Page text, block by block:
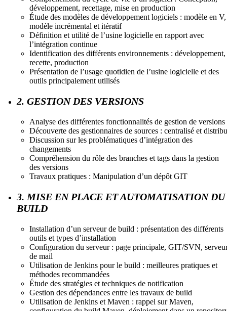
développement, recettage, mise en production
Étude des modèles de développement logiciels : modèle en V,
modèle incrémental et itératif
Définition et utilité de l’usine logicielle en rapport avec
l’intégration continue
Identification des différents environnements : développement,
recette, production
Présentation de l’usage quotidien de l’usine logicielle et des
outils principalement utilisés
2. GESTION DES VERSIONS
Analyse des différentes fonctionnalités de gestion de versions
Découverte des gestionnaires de sources : centralisé et
Discussion sur les problématiques d’intégration des
changements
Compréhension du rôle des branches et tags dans la gestion
des versions
Travaux pratiques : Manipulation d’un dépôt GIT
3. MISE EN PLACE ET AUTOMATISATION DU
BUILD
Installation d’un serveur de build : présentation des différents
outils et types d’installation
Configuration du serveur : page principale, GIT/SVN,
de mail
Utilisation de Jenkins pour le build : meilleures pratiques et
méthodes recommandées
Étude des stratégies et techniques de notification
Gestion des dépendances entre les travaux de build
Utilisation de Jenkins et Maven : rappel sur Maven,